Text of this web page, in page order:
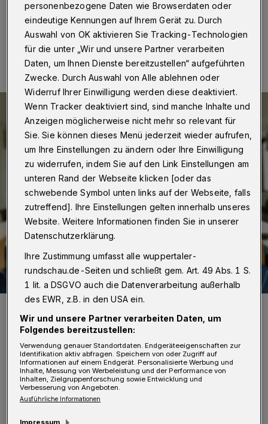
29.04.2020 , 19:23 Uhr Eine Minute Lesezeit
Andreas Mucke.
Foto: Wuppertaler Rundschau/mivi
„Auch wenn wir in diesem Jahr nicht auf der
personenbezogene Daten wie Browserdaten oder
eindeutige Kennungen auf Ihrem Gerät zu. Durch
Auswahl von OK aktivieren Sie Tracking-Technologien
für die unter „Wir und unsere Partner verarbeiten
Daten, um Ihnen Dienste bereitzustellen“ aufgeführten
Zwecke. Durch Auswahl von Alle ablehnen oder
Widerruf Ihrer Einwilligung werden diese deaktiviert.
Wenn Tracker deaktiviert sind, sind manche Inhalte und
Anzeigen möglicherweise nicht mehr so relevant für
Sie. Sie können dieses Menü jederzeit wieder aufrufen,
um Ihre Einstellungen zu ändern oder Ihre Einwilligung
zu widerrufen, indem Sie auf den Link Einstellungen am
unteren Rand der Webseite klicken [oder das
schwebende Symbol unten links auf der Webseite, falls
zutreffend]. Ihre Einstellungen gelten innerhalb unseres
Website. Weitere Informationen finden Sie in unserer
Datenschutzerklärung.
Ihre Zustimmung umfasst alle wuppertaler-
rundschau.de-Seiten und schließt gem. Art. 49 Abs. 1 S.
1 lit. a DSGVO auch die Datenverarbeitung außerhalb
des EWR, z.B. in den USA ein.
Wir und unsere Partner verarbeiten Daten, um
Folgendes bereitzustellen:
Verwendung genauer Standortdaten. Endgeräteeigenschaften zur
Identifikation aktiv abfragen. Speichern von oder Zugriff auf
Informationen auf einem Endgerät. Personalisierte Werbung und
Inhalte, Messung von Werbeleistung und der Performance von
Inhalten, Zielgruppenforschung sowie Entwicklung und
Verbesserung von Angeboten.
Ausführliche Informationen
Impressum